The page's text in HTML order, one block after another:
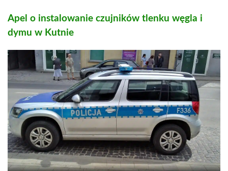
Apel o instalowanie czujników tlenku węgla i
dymu w Kutnie